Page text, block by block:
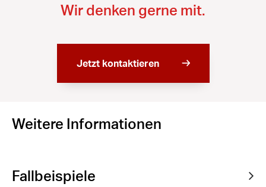
Wir denken gerne mit.
Jetzt kontaktieren
Weitere Informationen
Fallbeispiele